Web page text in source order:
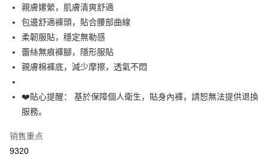
Plus PAY
大哥付你分期
相关说明
【大哥付你分期使用说明】
1. 本服务由台湾大哥大提供，电信用户可立即使用无须另外申请。（限个人
月租型门号，不开放公司户及预付卡使用）
2. 付款方式选择 “大哥付你分期”，订单成立后会自动跳转到大哥付的交易流
交易。
4. 订单成立30分钟内，如未前往确认交易或遇审核未通过，订单将自动取
消。如遇 “转专审核”未通过状况，表示未达系统评分，恕无法说明评估内
AFTEE先享后付
相关说明
一、關於 AFTEE先享後付
1. 於付款方式選擇AFTEE先享後付，將跳出AFTEE先享後付手機驗證視
2. 進行簡訊驗證之後，即可完成結帳手續。
3. 訂單確認後不需事先繳費，商品會配送至您的指定地址。
4. 下訂完成後，您的手機會收到一封繳費通知簡訊，APP會員則會收到
Hami Point
「Hami Point」为中华电信所提供之积分服务，可于会员专区绑定中华电信
元）。
親膚嫘縈，肌膚清爽舒適
包邊舒適褲頭，貼合腰部曲線
柔韌服貼，穩定無勒感
蕾絲無痕褲腳，隱形服貼
親膚棉褲底，減少摩擦，透氣不悶
❤️貼心提醒： 基於保障個人衛生，貼身內褲，請恕無法提供退換
服務。
销售重点
9320